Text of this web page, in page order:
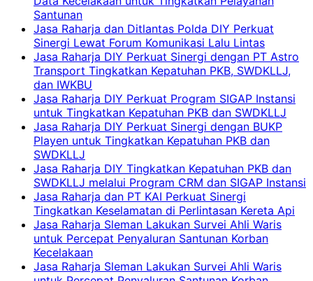
Santunan
Jasa Raharja dan Ditlantas Polda DIY Perkuat
Sinergi Lewat Forum Komunikasi Lalu Lintas
Jasa Raharja DIY Perkuat Sinergi dengan PT Astro
Transport Tingkatkan Kepatuhan PKB, SWDKLLJ,
dan IWKBU
Jasa Raharja DIY Perkuat Program SIGAP Instansi
untuk Tingkatkan Kepatuhan PKB dan SWDKLLJ
Jasa Raharja DIY Perkuat Sinergi dengan BUKP
Playen untuk Tingkatkan Kepatuhan PKB dan
SWDKLLJ
Jasa Raharja DIY Tingkatkan Kepatuhan PKB dan
SWDKLLJ melalui Program CRM dan SIGAP Instansi
Jasa Raharja dan PT KAI Perkuat Sinergi
Tingkatkan Keselamatan di Perlintasan Kereta Api
Jasa Raharja Sleman Lakukan Survei Ahli Waris
untuk Percepat Penyaluran Santunan Korban
Kecelakaan
Jasa Raharja Sleman Lakukan Survei Ahli Waris